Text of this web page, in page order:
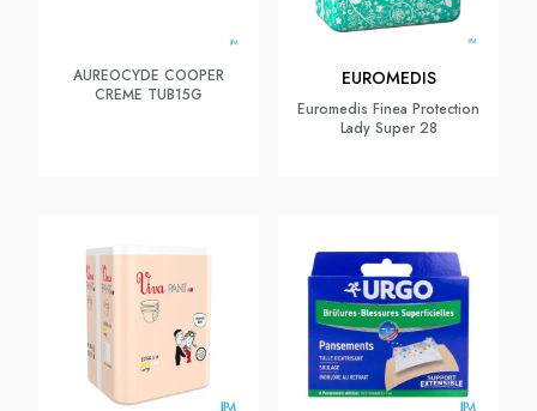
AUREOCYDE COOPER
CREME TUB15G
EUROMEDIS
Euromedis Finea Protection
Lady Super 28